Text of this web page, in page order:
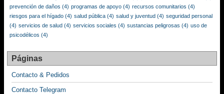
prevención de daños (4) programas de apoyo (4) recursos comunitarios (4)
riesgos para el hígado (4) salud pública (4) salud y juventud (4) seguridad personal
(4) servicios de salud (4) servicios sociales (4) sustancias peligrosas (4) uso de
psicodélicos (4)
Páginas
Contacto & Pedidos
Contacto Telegram